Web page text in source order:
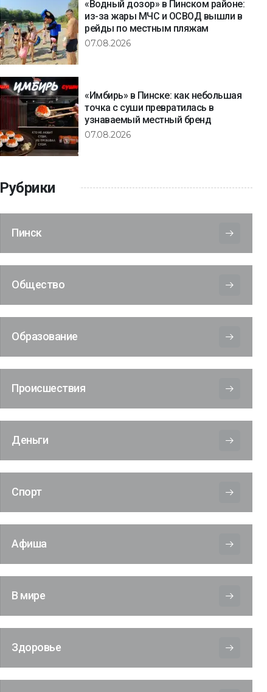
«Водный дозор» в Пинском районе:
из-за жары МЧС и ОСВОД вышли в
рейды по местным пляжам
07.08.2026
«Имбирь» в Пинске: как небольшая
точка с суши превратилась в
узнаваемый местный бренд
07.08.2026
Рубрики
Пинск
Общество
Образование
Происшествия
Деньги
Спорт
Афиша
В мире
Здоровье